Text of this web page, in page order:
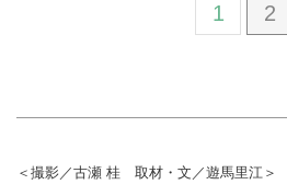
1 2
＜撮影／古瀬 桂 取材・文／遊馬里江＞